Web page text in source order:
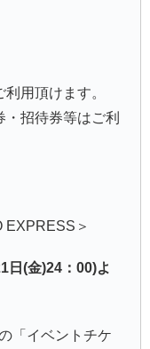
用頂けます。
招待券等はご利
EXPRESS＞
日(金)24：00)よ
「イベントチケ